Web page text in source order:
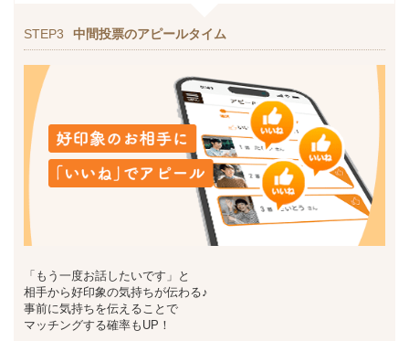
STEP3 中間投票のアピールタイム
「もう一度お話したいです」と
相手から好印象の気持ちが伝わる♪
事前に気持ちを伝えることで
マッチングする確率もUP！